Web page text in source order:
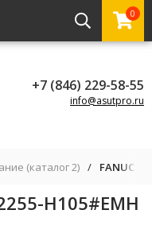
0
+7 (846) 229-58-55
info@asutpro.ru
(каталог 2) / FANUC
H105#EMH